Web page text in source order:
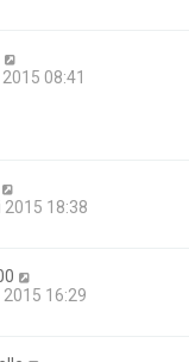
08:41
2015 18:38
16:29